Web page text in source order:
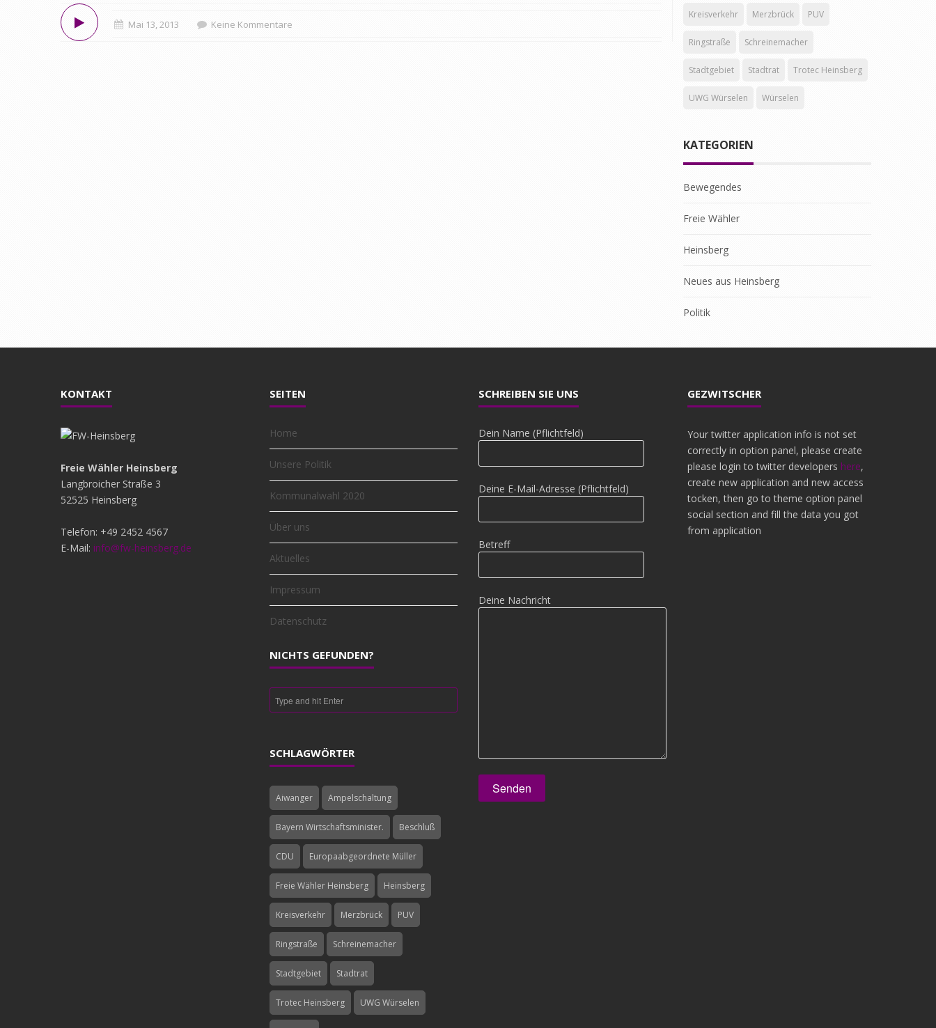
Mai 13, 2013 Keine Kommentare
Kreisverkehr Merzbrück PUV
Ringstraße Schreinemacher
Stadtgebiet Stadtrat Trotec Heinsberg
UWG Würselen Würselen
KATEGORIEN
Bewegendes
Freie Wähler
Heinsberg
Neues aus Heinsberg
Politik
KONTAKT
Freie Wähler Heinsberg
Langbroicher Straße 3
52525 Heinsberg
Telefon: +49 2452 4567
E-Mail: info@fw-heinsberg.de
SEITEN
Home
Unsere Politik
Kommunalwahl 2020
Über uns
Aktuelles
Impressum
Datenschutz
NICHTS GEFUNDEN?
SCHLAGWÖRTER
Aiwanger Ampelschaltung
Bayern Wirtschaftsminister. Beschluß
CDU Europaabgeordnete Müller
Freie Wähler Heinsberg Heinsberg
Kreisverkehr Merzbrück PUV
Ringstraße Schreinemacher
Stadtgebiet Stadtrat
Trotec Heinsberg UWG Würselen
SCHREIBEN SIE UNS
Dein Name (Pflichtfeld)
Deine E-Mail-Adresse (Pflichtfeld)
Betreff
Deine Nachricht
GEZWITSCHER
Your twitter application info is not set
correctly in option panel, please create
please login to twitter developers here,
create new application and new access
tocken, then go to theme option panel
social section and fill the data you got
from application